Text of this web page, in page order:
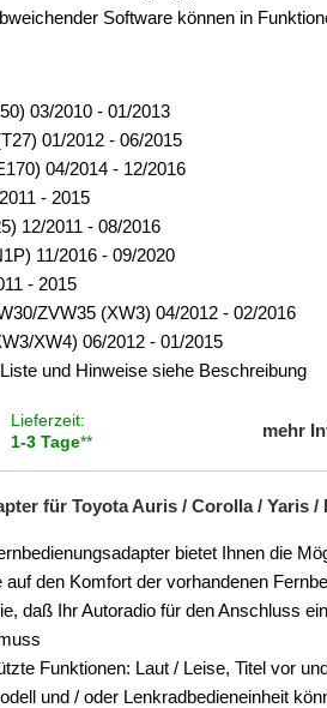
Software können in
03/2010 - 01/2013
01/2012 - 06/2015
04/2014 - 12/2016
- 2015
12/2011 - 08/2016
11/2016 - 09/2020
- 2015
ZVW35 (XW3) 04/2012 - 02/2016
XW4) 06/2012 - 01/2015
und Hinweise siehe Beschreibung
Lieferzeit:
1-3 Tage**
mehr
für Toyota Auris / Corolla / Yaris /
bietet Ihnen die
auf den Komfort der vorhandenen
daß Ihr Autoradio für den Anschluss
Funktionen: Laut / Leise, Titel vor
und / oder Lenkradbedieneinheit